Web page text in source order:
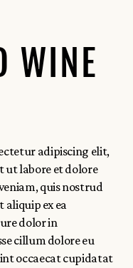
WINE
adipiscing elit,
ut labore et dolore
quis nostrud
aliquip ex ea
dolor in
cillum dolore eu
occaecat cupidatat